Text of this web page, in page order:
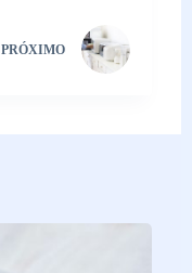
PRÓXIMO